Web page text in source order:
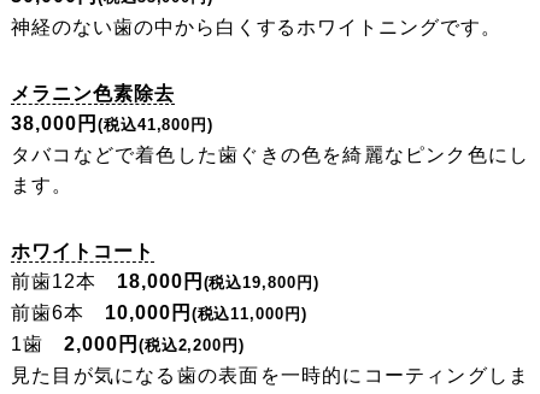
神経のない歯の中から白くするホワイトニングです。
メラニン色素除去
38,000円 (税込41,800円)
タバコなどで着色した歯ぐきの色を綺麗なピンク色にし
ます。
ホワイトコート
前歯12本 18,000円 (税込19,800円)
前歯6本 10,000円 (税込11,000円)
1歯 2,000円 (税込2,200円)
見た目が気になる歯の表面を一時的にコーティングしま